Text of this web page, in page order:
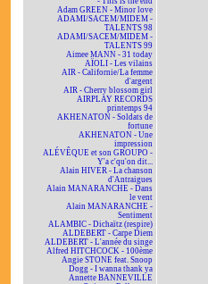
Adam GREEN - Minor love
ADAMI/SACEM/MIDEM -
TALENTS 98
ADAMI/SACEM/MIDEM -
TALENTS 99
Aimee MANN - 31 today
AÏOLI - Les vilains
AIR - Californie/La femme
d'argent
AIR - Cherry blossom girl
AIRPLAY RECORDS
printemps 94
AKHENATON - Soldats de
fortune
AKHENATON - Une
impression
ALÉVÊQUE et son GROUPO -
Y'a c'qu'on dit...
Alain HIVER - La chanson
d'Antraigues
Alain MANARANCHE - Dans
le vent
Alain MANARANCHE -
Sentiment
ALAMBIC - Dichaïtz (respire)
ALDEBERT - Carpe Diem
ALDEBERT - L'année du singe
Alfred HITCHCOCK - 100ème
Angie STONE feat. Snoop
Dogg - I wanna thank ya
Annette BANNEVILLE